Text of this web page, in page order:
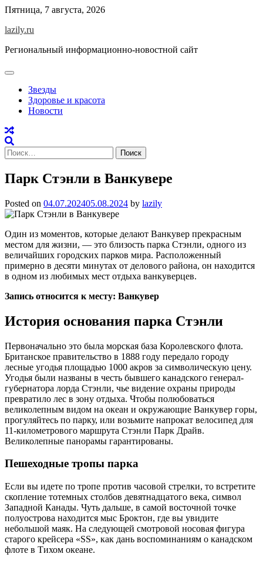
Skip
content
Пятница, 7 августа, 2026
lazily.ru
Региональный информационно-новостной сайт
Звезды
Здоровье и красота
Новости
Найти:
Парк Стэнли в Ванкувере
Posted on 04.07.202405.08.2024 by lazily
Один из моментов, которые делают Ванкувер прекрасным
местом для жизни, — это близость парка Стэнли, одного из
величайших городских парков мира. Расположенный
примерно в десяти минутах от делового района, он находится
в одном из любимых мест отдыха ванкуверцев.
Запись относится к месту: Ванкувер
История основания парка Стэнли
Первоначально это была морская база Королевского флота.
Британское правительство в 1888 году передало городу
лесные угодья площадью 1000 акров за символическую цену.
Угодья были названы в честь бывшего канадского генерал-
губернатора лорда Стэнли, чье видение охраны природы
превратило лес в зону отдыха. Чтобы полюбоваться
великолепным видом на океан и окружающие Ванкувер горы,
прогуляйтесь по парку, или возьмите напрокат велосипед для
11-километрового маршрута Стэнли Парк Драйв.
Великолепные панорамы гарантированы.
Пешеходные тропы парка
Если вы идете по тропе против часовой стрелки, то встретите
скопление тотемных столбов девятнадцатого века, символ
Западной Канады. Чуть дальше, в самой восточной точке
полуострова находится мыс Броктон, где вы увидите
небольшой маяк. На следующей смотровой носовая фигура
старого крейсера «SS», как дань воспоминаниям о канадском
флоте в Тихом океане.